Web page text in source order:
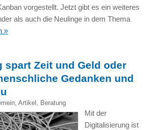
vorgestellt. Jetzt gibt es ein weiteres
als auch die Neulinge in dem Thema
»
spart Zeit und Geld oder
Gedanken und
, Artikel , Beratung
Mit der
Digitalisierung ist